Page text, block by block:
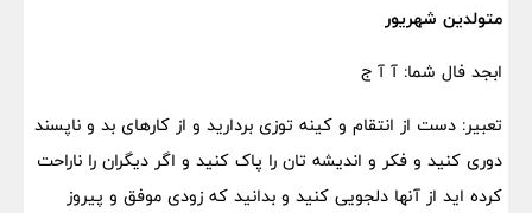
متولدین شهریور
ابجد فال شما: آ آ ج
تعبیر: دست از انتقام و کینه توزی بردارید و از کارهای بد و ناپسند
دوری کنید و فکر و اندیشه تان را پاک کنید و اگر دیگران را ناراحت
کرده اید از آنها دلجویی کنید و بدانید که زودی موفق و پیروز